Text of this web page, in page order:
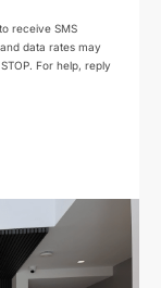
receive SMS
data rates may
For help, reply